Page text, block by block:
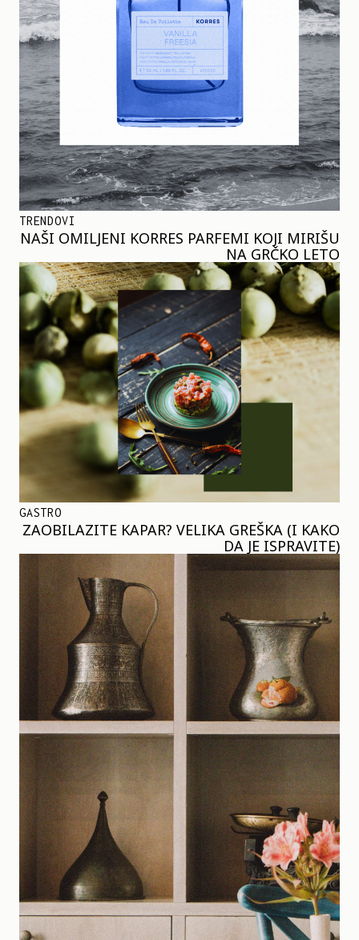
TRENDOVI
NAŠI OMILJENI KORRES PARFEMI KOJI MIRIŠU
NA GRČKO LETO
GASTRO
ZAOBILAZITE KAPAR? VELIKA GREŠKA (I KAKO
DA JE ISPRAVITE)